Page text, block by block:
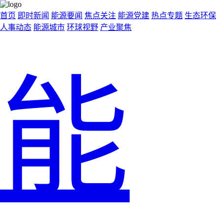
首页 即时新闻 能源要闻 焦点关注 能源党建 热点专题 生态环保
人事动态 能源城市 环球视野 产业聚焦
能